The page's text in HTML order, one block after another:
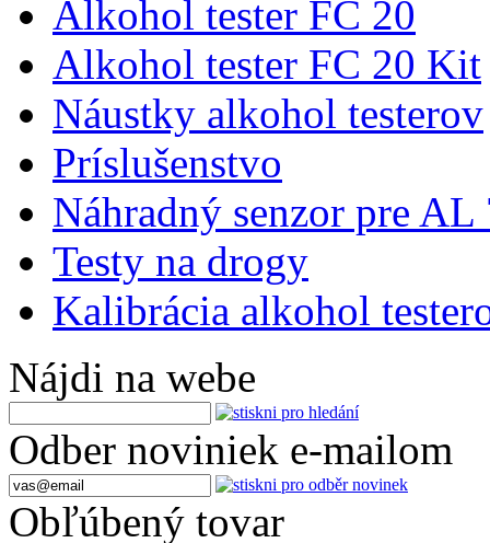
Alkohol tester FC 20
Alkohol tester FC 20 Kit
Náustky alkohol testerov
Príslušenstvo
Náhradný senzor pre AL
Testy na drogy
Kalibrácia alkohol
Nájdi na webe
Odber noviniek e-mailom
Obľúbený tovar